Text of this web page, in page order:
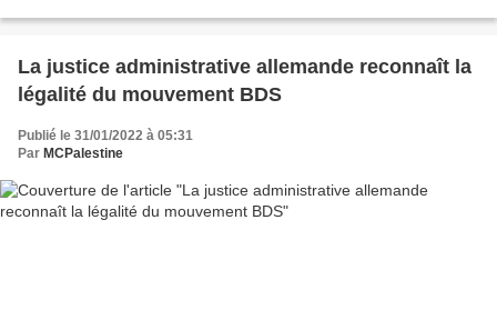
La justice administrative allemande reconnaît la
légalité du mouvement BDS
Publié le 31/01/2022 à 05:31
Par MCPalestine